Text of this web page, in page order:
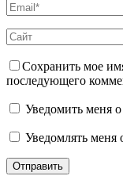
Сохранить мое
последующего
Уведомить меня
Уведомлять меня